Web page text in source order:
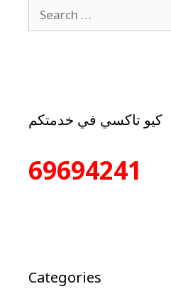
كيو تاكسي في خدمتكم
69694241
Categories